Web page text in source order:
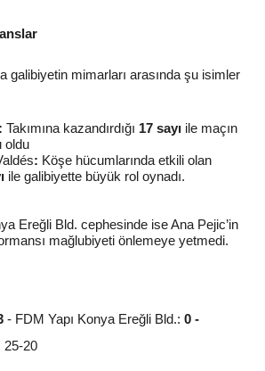
galibiyetin mimarları arasında şu isimler
Takımına kazandırdığı 17 sayı ile maçın
oldu
: Köşe hücumlarında etkili olan
ile galibiyette büyük rol oynadı.
Ereğli Bld. cephesinde ise Ana Pejic’in
mağlubiyeti önlemeye yetmedi.
- FDM Yapı Konya Ereğli Bld.: 0 -
25-20